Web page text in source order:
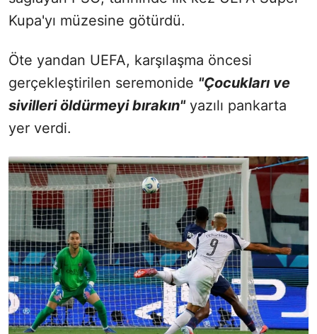
Kupa'yı müzesine götürdü.
Öte yandan UEFA, karşılaşma öncesi
gerçekleştirilen seremonide "Çocukları ve
sivilleri öldürmeyi bırakın"yazılı pankarta
yer verdi.